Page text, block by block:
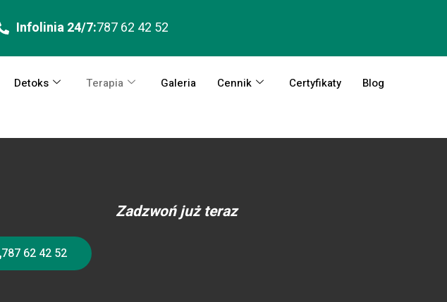
Infolinia 24/7:787 62 42 52
Detoks Terapia Galeria Cennik Certyfikaty
Blog
Zadzwoń już teraz
787 62 42 52